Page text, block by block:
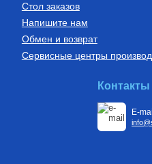
Стол заказов
Напишите нам
Обмен и возврат
Сервисные центры
Контакты
E-mail